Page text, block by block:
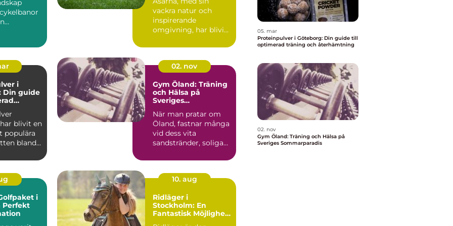
vackra natur och
inspirerande
omgivning, har blivit
destinatio...
i
Din guide
blivit en
populära
bland
02. nov
Gym Öland: Träning
och Hälsa på
Sveriges
När man pratar om
Öland, fastnar många
vid dess vita
sandstränder, soliga
i
Perfekt
10. aug
Ridläger i
Stockholm: En
Fantastisk Möjlighet
05. mar
Proteinpulver i Göteborg: Din guide till
optimerad träning och återhämtning
02. nov
Gym Öland: Träning och Hälsa på
Sveriges Sommarparadis